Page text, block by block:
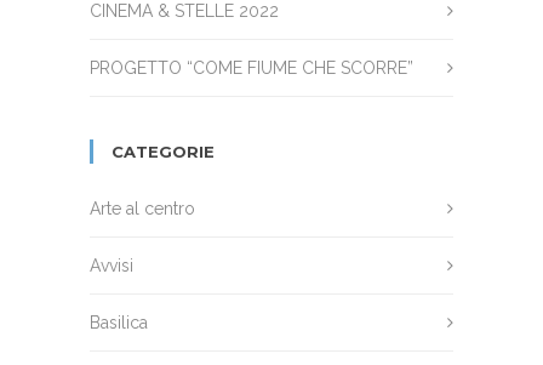
CINEMA & STELLE 2022
PROGETTO “COME FIUME CHE SCORRE”
CATEGORIE
Arte al centro
Avvisi
Basilica